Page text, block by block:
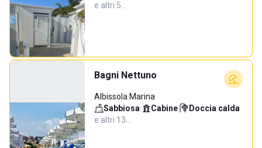
e altri 5…
Bagni Nettuno
Albissola Marina
Sabbiosa· Cabine· Doccia calda·
e altri 13…